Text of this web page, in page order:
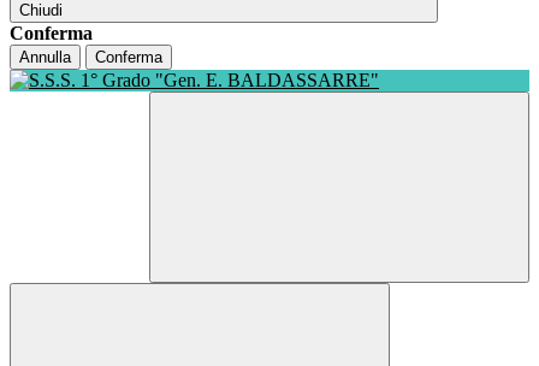
Chiudi
Conferma
Annulla Conferma